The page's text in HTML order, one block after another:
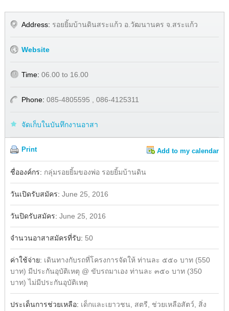
Address: รอยยิ้มบ้านดินสระแก้ว อ.วัฒนานคร จ.สระแก้ว
Website
Time: 06.00 to 16.00
Phone: 085-4805595 , 086-4125311
จัดเก็บในบันทึกงานอาสา
Print Add to my calendar
Facebook
ชื่อองค์กร: กลุ่มรอยยิ้มของพ่อ รอยยิ้มบ้านดิน
วันเปิดรับสมัคร: June 25, 2016
วันปิดรับสมัคร: June 25, 2016
จำนวนอาสาสมัครที่รับ: 50
ค่าใช้จ่าย: เดินทางกับรถที่โครงการจัดให้ ท่านละ ๕๕๐ บาท (550
บาท) มีประกันอุบัติเหตุ @ ขับรถมาเอง ท่านละ ๓๕๐ บาท (350
บาท) ไม่มีประกันอุบัติเหตุ
ประเด็นการช่วยเหลือ: เด็กและเยาวชน, สตรี, ช่วยเหลือสัตว์, สิ่ง